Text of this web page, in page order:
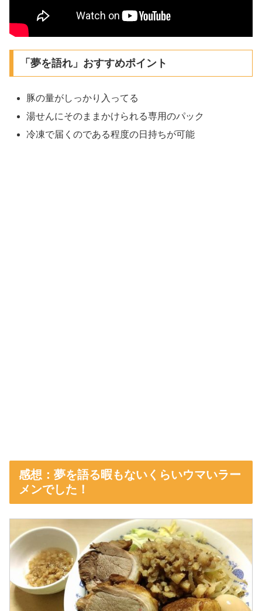
「夢を語れ」おすすめポイント
豚の量がしっかり入ってる
湯せんにそのままかけられる専用のパック
冷凍で届くのである程度の日持ちが可能
感想：夢を語る暇もないくらいウマいラー
メンでした！